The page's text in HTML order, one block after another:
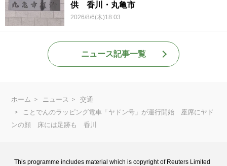
供 香川・丸亀市
2026/8/6(木)18:03
ニュース記事一覧
ホーム ニュース
交通
ことでんのラッピング電車「ヤドン号」が運行開始 座席にヤド
ンの顔 床には足跡も 香川
This programme includes material which is copyright of Reuters Limited